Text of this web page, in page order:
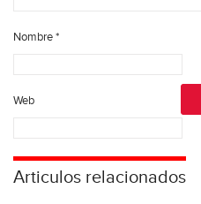
Nombre*
Web
Articulos relacionados